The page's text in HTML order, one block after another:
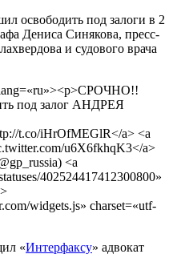
освободить под залоги в 2
Дениса Синякова, пресс-
и судового врача
lang=«ru»><p>СРОЧНО!!
под залог АНДРЕЯ
t.co/iHrOfMEGlR</a> <a
u6X6fkhqK3</a>
<a
402524417412300800»
widgets.js» charset=«utf-
«Интерфаксу» адвокат